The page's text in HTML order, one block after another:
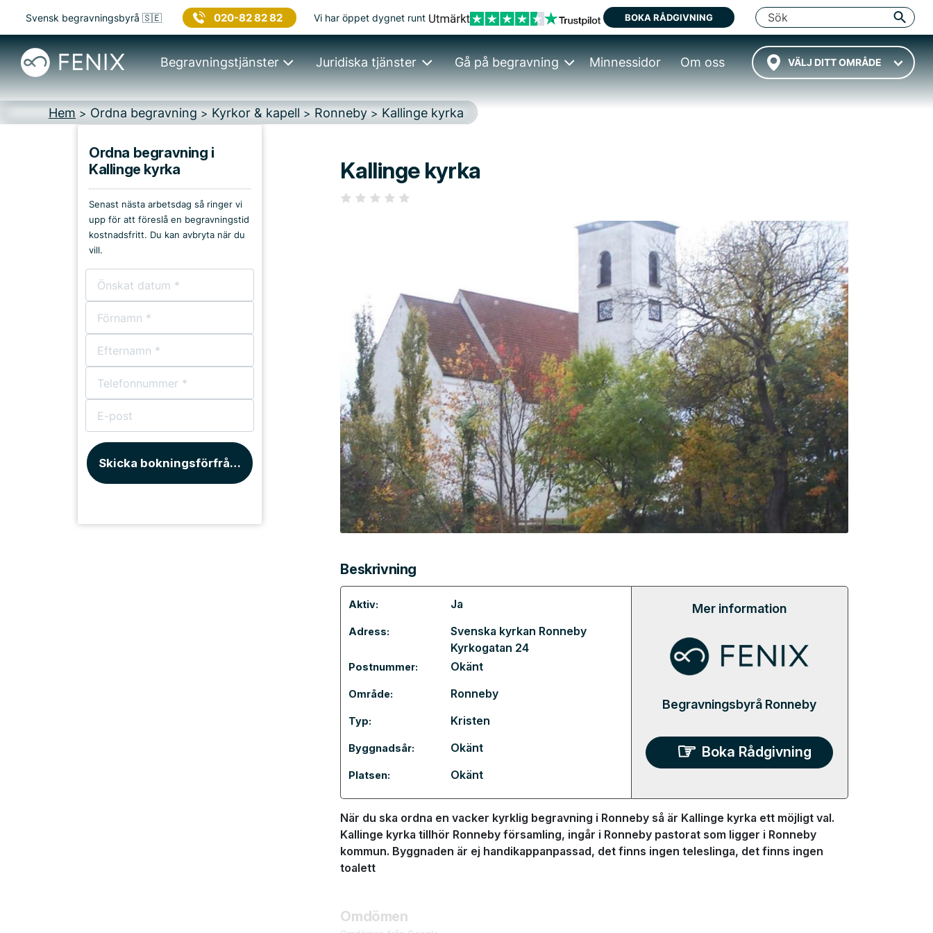
Svensk begravningsbyrå 🇸🇪 020-82 82 82 Vi har öppet dygnet runt BOKA RÅDGIVNING
VÄLJ DITT OMRÅDE
Begravningstjänster Juridiska tjänster Gå på begravning Minnessidor Om oss
Hem > Ordna begravning > Kyrkor & kapell > Ronneby > Kallinge kyrka
Kyrkor & kapell
Begravningsplatser
Församlingshem
Bårhus
Ordna begravning i
Kallinge kyrka
Senast nästa arbetsdag så ringer vi
upp för att föreslå en begravningstid
kostnadsfritt. Du kan avbryta när du
vill.
Skicka bokningsförfrågan
Kallinge kyrka
Beskrivning
Aktiv: Ja
Adress:
Svenska kyrkan Ronneby
Kyrkogatan 24
Postnummer: Okänt
Område: Ronneby
Typ: Kristen
Byggnadsår: Okänt
Platsen: Okänt
Mer information
Begravningsbyrå Ronneby
Boka Rådgivning
När du ska ordna en vacker kyrklig begravning i Ronneby så är Kallinge kyrka ett möjligt val.
Kallinge kyrka tillhör Ronneby församling, ingår i Ronneby pastorat som ligger i Ronneby
kommun. Byggnaden är ej handikappanpassad, det finns ingen teleslinga, det finns ingen
toalett
Omdömen